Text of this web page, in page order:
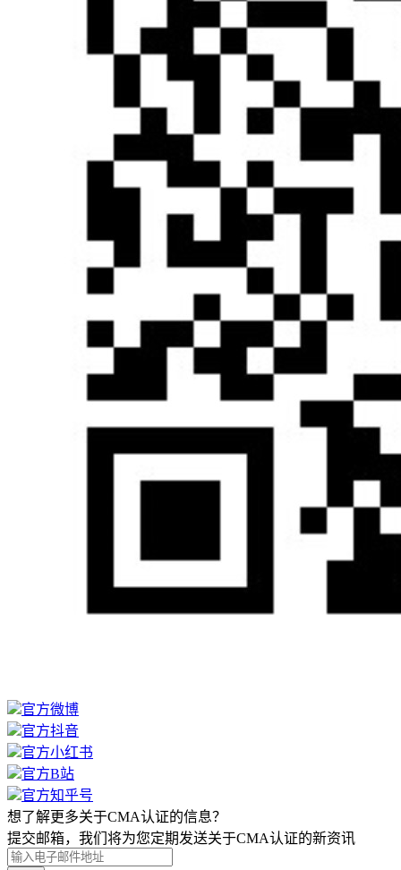
官方微博
官方抖音
官方小红书
官方B站
官方知乎号
想了解更多关于CMA认证的信息？
提交邮箱，我们将为您定期发送关于CMA认证的新资讯